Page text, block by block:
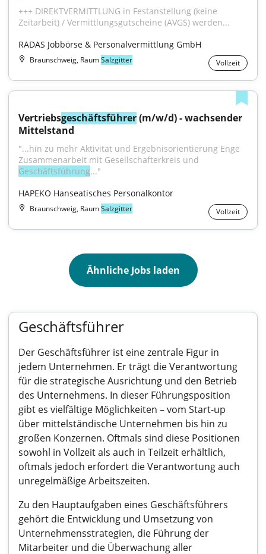
+++ DIREKTVERMITTLUNG in Festanstellung (keine
Zeitarbeit) / Vermittlungsgutscheine (AVGS) werden...
RADAS Jobbörse & Personalvermittlung GmbH
Braunschweig, RaumSalzgitter Vollzeit
Vertriebsgeschäftsführer (m/w/d) - wachsender
Mittelstand
"...hin zu mehr Aktivität und Ergebnisorientierung Enge
Geschäftsführung..."
HAPEKO Hanseatisches Personalkontor
Braunschweig, RaumSalzgitter Vollzeit
Ähnliche Jobs laden
Geschäftsführer
Der Geschäftsführer ist eine zentrale Figur in
jedem Unternehmen. Er trägt die Verantwortung
für die strategische Ausrichtung und den Betrieb
des Unternehmens. In dieser Führungsposition
gibt es vielfältige Möglichkeiten – vom Start-up
über mittelständische Unternehmen bis hin zu
großen Konzernen. Oftmals sind diese Positionen
sowohl in Vollzeit als auch in Teilzeit erhältlich,
oftmals jedoch erfordert die Verantwortung auch
unregelmäßige Arbeitszeiten.
Zu den Hauptaufgaben eines Geschäftsführers
gehört die Entwicklung und Umsetzung von
Unternehmensstrategien, die Führung der
Mitarbeiter und die Überwachung aller